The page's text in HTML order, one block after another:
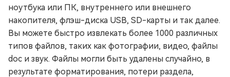
ноутбука или ПК, внутреннего или внешнего
накопителя, флэш-диска USB, SD-карты и так далее.
Вы можете быстро извлекать более 1000 различных
типов файлов, таких как фотографии, видео, файлы
doc и звук. Файлы могли быть удалены случайно, в
результате форматирования, потери раздела,